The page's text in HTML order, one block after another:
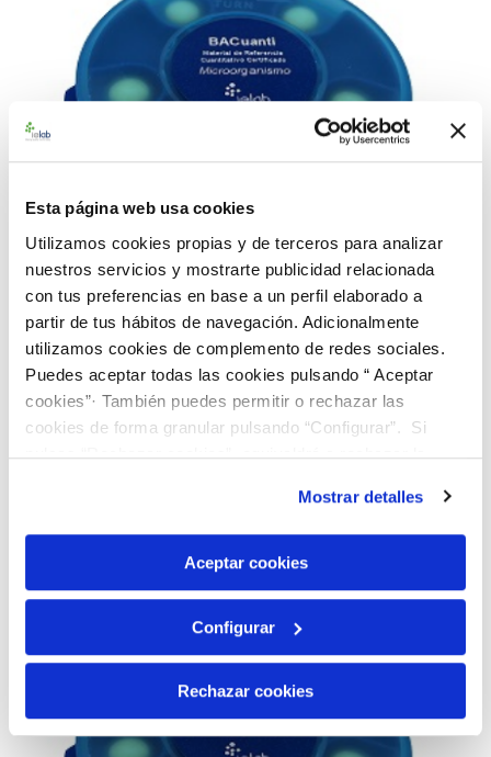
Esta página web usa cookies
Utilizamos cookies propias y de terceros para analizar
nuestros servicios y mostrarte publicidad relacionada
con tus preferencias en base a un perfil elaborado a
partir de tus hábitos de navegación. Adicionalmente
utilizamos cookies de complemento de redes sociales.
Puedes aceptar todas las cookies pulsando “ Aceptar
cookies”· También puedes permitir o rechazar las
cookies de forma granular pulsando “Configurar”. Si
pulsas “Rechazar cookies”, equivaldrá a rechazar la
son indispensables para que el sitio web funcione y que
por tanto no se pueden desactivar. Puedes consultar
más información en nuestraPolítica de Cookies
Mostrar detalles
Aceptar cookies
Configurar
Rechazar cookies
990079 BACuanti Rango Alto E. coli CECT 434
AÑADIR AL CARRITO